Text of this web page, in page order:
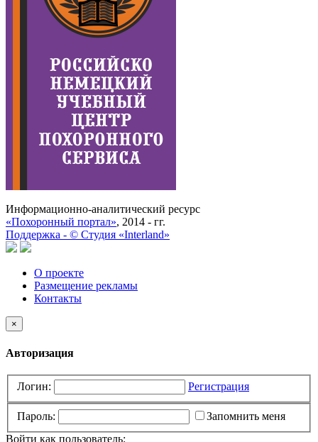
Информационно-аналитический ресурс
«Похоронный портал», 2014 - гг.
Поддержка - © Cтудия «Interland»
О проекте
Размещение рекламы
Контакты
×
Авторизация
Логин: Регистрация
Пароль:
Запомнить меня
Войти как пользователь: